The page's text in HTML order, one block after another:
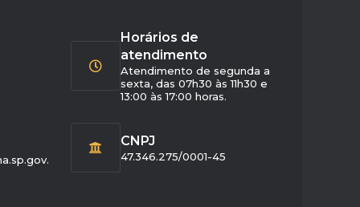
Horários de
atendimento
Atendimento de segunda a
sexta, das 07h30 às 11h30 e
13:00 às 17:00 horas.
CNPJ
47.346.275/0001-45